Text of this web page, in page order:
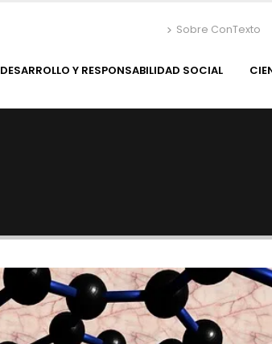
Sobre ConTexto
DESARROLLO Y RESPONSABILIDAD SOCIAL